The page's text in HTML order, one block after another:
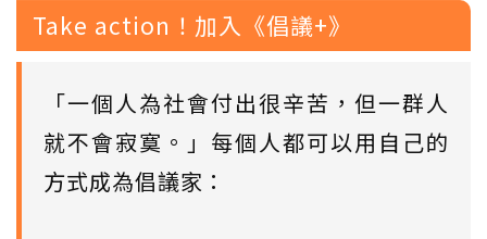
Take action！加入《倡議+》
「一個人為社會付出很辛苦，但一群人
就不會寂寞。」每個人都可以用自己的
方式成為倡議家：